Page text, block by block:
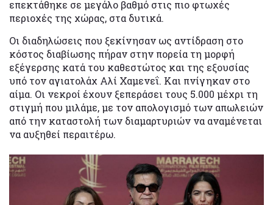
επεκτάθηκε σε μεγάλο βαθμό στις πιο φτωχές
περιοχές της χώρας, στα δυτικά.
Οι διαδηλώσεις που ξεκίνησαν ως αντίδραση στο
κόστος διαβίωσης πήραν στην πορεία τη μορφή
εξέγερσης κατά του καθεστώτος και της εξουσίας
υπό τον αγιατολάχ Αλί Χαμενεΐ. Και πνίγηκαν στο
αίμα. Οι νεκροί έχουν ξεπεράσει τους 5.000 μέχρι τη
στιγμή που μιλάμε, με τον απολογισμό των απωλειών
από την καταστολή των διαμαρτυριών να αναμένεται
να αυξηθεί περαιτέρω.